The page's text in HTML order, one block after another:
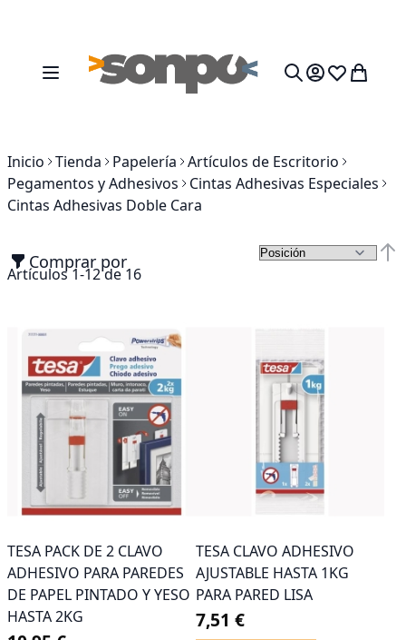
Toggle Nav Mi cesta
Inicio Tienda Papelería Artículos de Escritorio
Pegamentos y Adhesivos
Cintas Adhesivas Especiales
Cintas Adhesivas Doble Cara
Comprar por
Artículos1-12de16
TESA PACK DE 2 CLAVO
ADHESIVO PARA PAREDES
DE PAPEL PINTADO Y YESO
HASTA 2KG
TESA CLAVO ADHESIVO
AJUSTABLE HASTA 1KG
PARA PARED LISA
7,51 €